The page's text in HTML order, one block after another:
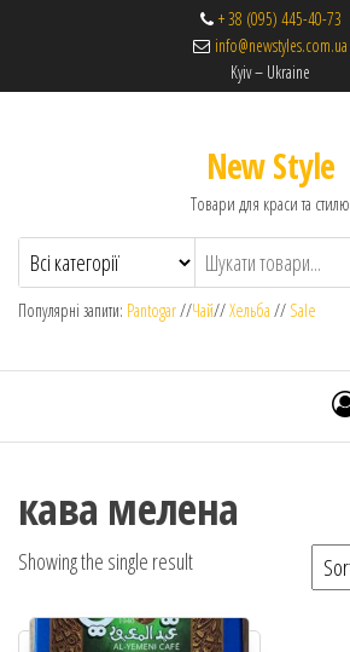
+ 38 (095) 445-40-73
info@newstyles.com.ua
Kyiv – Ukraine
New Style
Товари для краси та стилю
Популярні запити: Pantogar//Чай//Хельба // Sale
кава мелена
Showing the single result